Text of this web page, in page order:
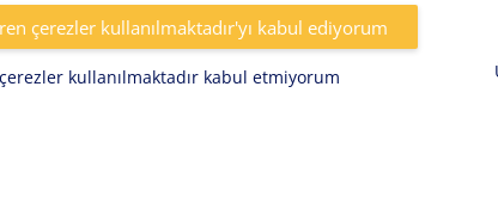
çerezler kullanılmaktadır'yı kabul ediyorum
kullanılmaktadır kabul etmiyorum